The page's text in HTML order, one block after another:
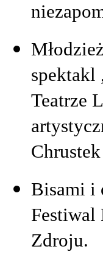
spektakl
Teatrze
Bisami i
Festiwal
Zdroju.